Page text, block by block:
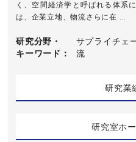
く、空間経済学と呼ばれる体系
は、企業立地、物流さらに在 ...
研究分野・
キーワード
サプライチェ
流
研究業
研究室ホ